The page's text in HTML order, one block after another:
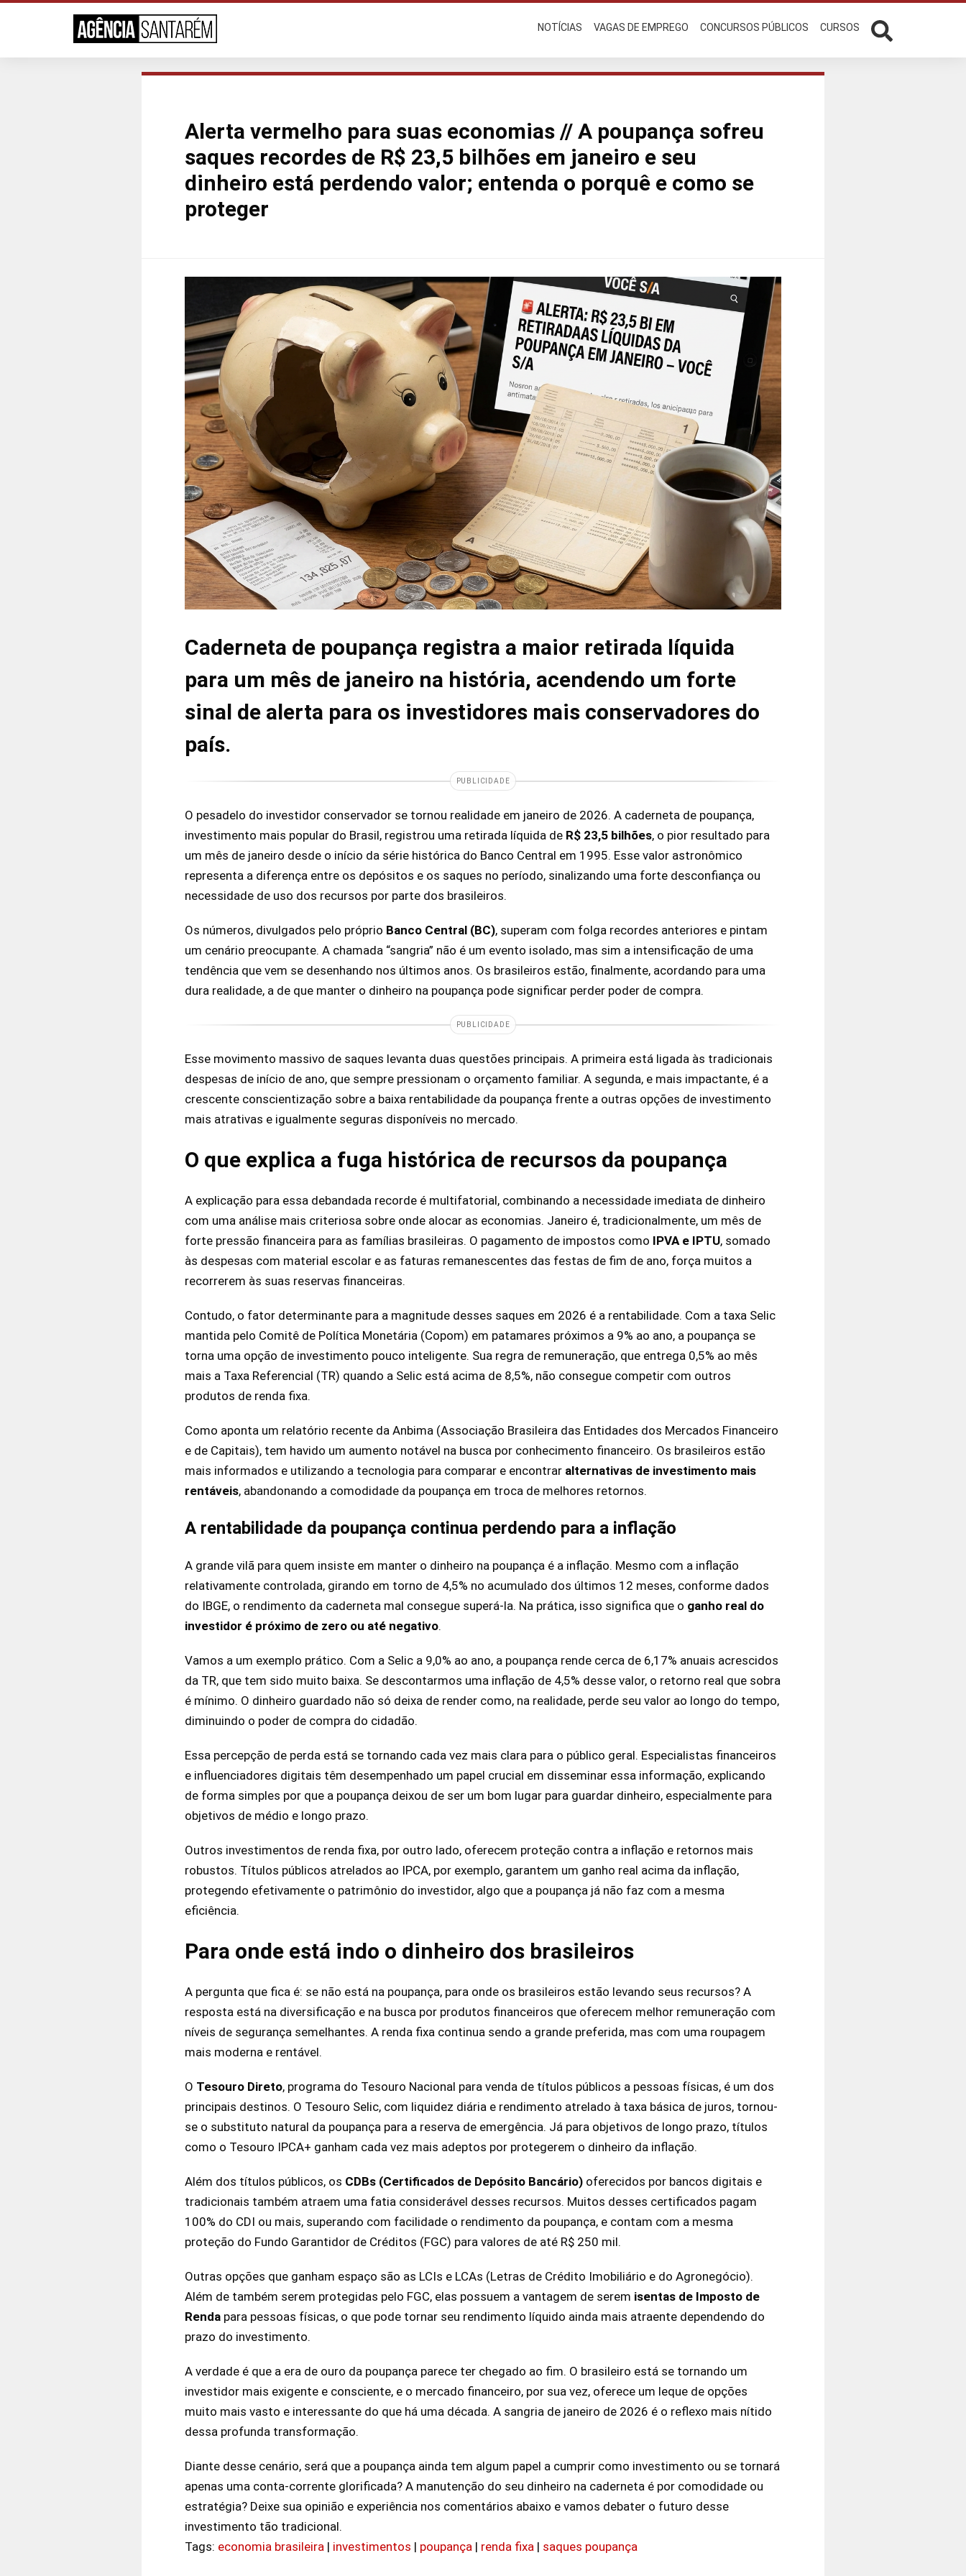
NOTÍCIAS VAGAS DE EMPREGO CONCURSOS PÚBLICOS CURSOS
Alerta vermelho para suas economias // A poupança sofreu
saques recordes de R$ 23,5 bilhões em janeiro e seu
dinheiro está perdendo valor; entenda o porquê e como se
proteger
Caderneta de poupança registra a maior retirada líquida
para um mês de janeiro na história, acendendo um forte
sinal de alerta para os investidores mais conservadores do
país.
PUBLICIDADE
O pesadelo do investidor conservador se tornou realidade em janeiro de 2026. A caderneta de poupança,
investimento mais popular do Brasil, registrou uma retirada líquida de R$ 23,5 bilhões, o pior resultado para
um mês de janeiro desde o início da série histórica do Banco Central em 1995. Esse valor astronômico
representa a diferença entre os depósitos e os saques no período, sinalizando uma forte desconfiança ou
necessidade de uso dos recursos por parte dos brasileiros.
Os números, divulgados pelo próprio Banco Central (BC), superam com folga recordes anteriores e pintam
um cenário preocupante. A chamada “sangria” não é um evento isolado, mas sim a intensificação de uma
tendência que vem se desenhando nos últimos anos. Os brasileiros estão, finalmente, acordando para uma
dura realidade, a de que manter o dinheiro na poupança pode significar perder poder de compra.
PUBLICIDADE
Esse movimento massivo de saques levanta duas questões principais. A primeira está ligada às tradicionais
despesas de início de ano, que sempre pressionam o orçamento familiar. A segunda, e mais impactante, é a
crescente conscientização sobre a baixa rentabilidade da poupança frente a outras opções de investimento
mais atrativas e igualmente seguras disponíveis no mercado.
O que explica a fuga histórica de recursos da poupança
A explicação para essa debandada recorde é multifatorial, combinando a necessidade imediata de dinheiro
com uma análise mais criteriosa sobre onde alocar as economias. Janeiro é, tradicionalmente, um mês de
forte pressão financeira para as famílias brasileiras. O pagamento de impostos como IPVA e IPTU, somado
às despesas com material escolar e as faturas remanescentes das festas de fim de ano, força muitos a
recorrerem às suas reservas financeiras.
Contudo, o fator determinante para a magnitude desses saques em 2026 é a rentabilidade. Com a taxa Selic
mantida pelo Comitê de Política Monetária (Copom) em patamares próximos a 9% ao ano, a poupança se
torna uma opção de investimento pouco inteligente. Sua regra de remuneração, que entrega 0,5% ao mês
mais a Taxa Referencial (TR) quando a Selic está acima de 8,5%, não consegue competir com outros
produtos de renda fixa.
Como aponta um relatório recente da Anbima (Associação Brasileira das Entidades dos Mercados Financeiro
e de Capitais), tem havido um aumento notável na busca por conhecimento financeiro. Os brasileiros estão
mais informados e utilizando a tecnologia para comparar e encontrar alternativas de investimento mais
rentáveis, abandonando a comodidade da poupança em troca de melhores retornos.
A rentabilidade da poupança continua perdendo para a inflação
A grande vilã para quem insiste em manter o dinheiro na poupança é a inflação. Mesmo com a inflação
relativamente controlada, girando em torno de 4,5% no acumulado dos últimos 12 meses, conforme dados
do IBGE, o rendimento da caderneta mal consegue superá-la. Na prática, isso significa que o ganho real do
investidor é próximo de zero ou até negativo.
Vamos a um exemplo prático. Com a Selic a 9,0% ao ano, a poupança rende cerca de 6,17% anuais acrescidos
da TR, que tem sido muito baixa. Se descontarmos uma inflação de 4,5% desse valor, o retorno real que sobra
é mínimo. O dinheiro guardado não só deixa de render como, na realidade, perde seu valor ao longo do tempo,
diminuindo o poder de compra do cidadão.
Essa percepção de perda está se tornando cada vez mais clara para o público geral. Especialistas financeiros
e influenciadores digitais têm desempenhado um papel crucial em disseminar essa informação, explicando
de forma simples por que a poupança deixou de ser um bom lugar para guardar dinheiro, especialmente para
objetivos de médio e longo prazo.
Outros investimentos de renda fixa, por outro lado, oferecem proteção contra a inflação e retornos mais
robustos. Títulos públicos atrelados ao IPCA, por exemplo, garantem um ganho real acima da inflação,
protegendo efetivamente o patrimônio do investidor, algo que a poupança já não faz com a mesma
eficiência.
Para onde está indo o dinheiro dos brasileiros
A pergunta que fica é: se não está na poupança, para onde os brasileiros estão levando seus recursos? A
resposta está na diversificação e na busca por produtos financeiros que oferecem melhor remuneração com
níveis de segurança semelhantes. A renda fixa continua sendo a grande preferida, mas com uma roupagem
mais moderna e rentável.
O Tesouro Direto, programa do Tesouro Nacional para venda de títulos públicos a pessoas físicas, é um dos
principais destinos. O Tesouro Selic, com liquidez diária e rendimento atrelado à taxa básica de juros, tornou-
se o substituto natural da poupança para a reserva de emergência. Já para objetivos de longo prazo, títulos
como o Tesouro IPCA+ ganham cada vez mais adeptos por protegerem o dinheiro da inflação.
Além dos títulos públicos, os CDBs (Certificados de Depósito Bancário) oferecidos por bancos digitais e
tradicionais também atraem uma fatia considerável desses recursos. Muitos desses certificados pagam
100% do CDI ou mais, superando com facilidade o rendimento da poupança, e contam com a mesma
proteção do Fundo Garantidor de Créditos (FGC) para valores de até R$ 250 mil.
Outras opções que ganham espaço são as LCIs e LCAs (Letras de Crédito Imobiliário e do Agronegócio).
Além de também serem protegidas pelo FGC, elas possuem a vantagem de serem isentas de Imposto de
Renda para pessoas físicas, o que pode tornar seu rendimento líquido ainda mais atraente dependendo do
prazo do investimento.
A verdade é que a era de ouro da poupança parece ter chegado ao fim. O brasileiro está se tornando um
investidor mais exigente e consciente, e o mercado financeiro, por sua vez, oferece um leque de opções
muito mais vasto e interessante do que há uma década. A sangria de janeiro de 2026 é o reflexo mais nítido
dessa profunda transformação.
Diante desse cenário, será que a poupança ainda tem algum papel a cumprir como investimento ou se tornará
apenas uma conta-corrente glorificada? A manutenção do seu dinheiro na caderneta é por comodidade ou
estratégia? Deixe sua opinião e experiência nos comentários abaixo e vamos debater o futuro desse
investimento tão tradicional.
Tags: economia brasileira | investimentos | poupança | renda fixa | saques poupança